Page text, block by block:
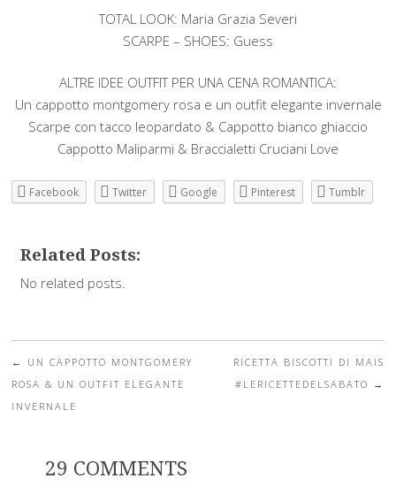
TOTAL LOOK: Maria Grazia Severi
SCARPE – SHOES: Guess
ALTRE IDEE OUTFIT PER UNA CENA ROMANTICA:
Un cappotto montgomery rosa e un outfit elegante invernale
Scarpe con tacco leopardato & Cappotto bianco ghiaccio
Cappotto Maliparmi & Braccialetti Cruciani Love
Facebook Twitter Google Pinterest Tumblr
Related Posts:
No related posts.
Post navigation
←
UN CAPPOTTO MONTGOMERY
ROSA & UN OUTFIT ELEGANTE
INVERNALE
RICETTA BISCOTTI DI MAIS
#LERICETTEDELSABATO →
29 COMMENTS